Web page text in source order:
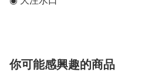
你可能感興趣的商品